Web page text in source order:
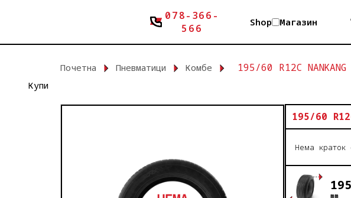
078-366-
566
Shop Магазин
Почетна Пневматици Комбе 195/60 R12C
Купи
195/60
Нема краток
195
mm